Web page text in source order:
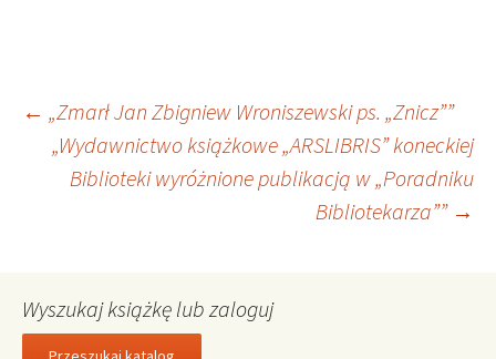
Nawigacja
wpisu
← „Zmarł Jan Zbigniew Wroniszewski ps. „Znicz””
„Wydawnictwo książkowe „ARSLIBRIS” koneckiej
Biblioteki wyróżnione publikacją w „Poradniku
Bibliotekarza”” →
Wyszukaj książkę lub zaloguj